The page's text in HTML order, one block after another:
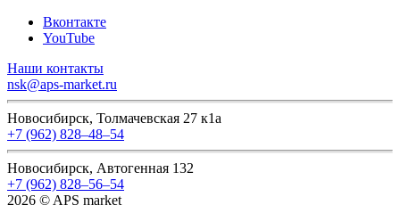
Вконтакте
YouTube
Наши контакты
nsk@aps-market.ru
Новосибирск, Толмачевская 27 к1а
+7 (962) 828‒48‒54
Новосибирск, Автогенная 132
+7 (962) 828‒56‒54
2026 © APS market